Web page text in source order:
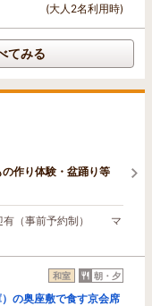
(大人2名利用時)
てみる
作り体験・盆踊り等
有（事前予約制） マ
和室 朝・夕
の奥座敷で食す京会席